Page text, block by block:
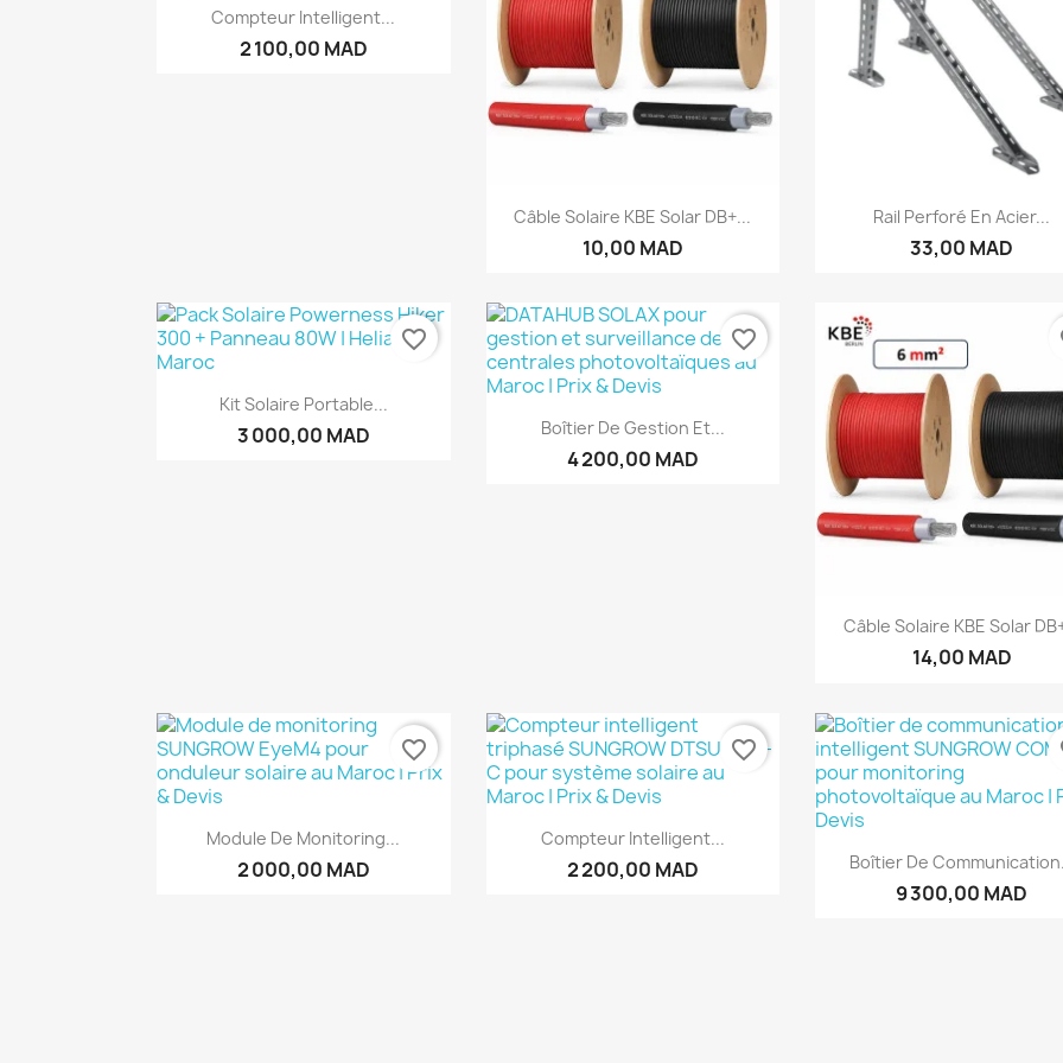
Aperçu rapide
Compteur Intelligent...
2 100,00 MAD
Aperçu rapide
Câble Solaire KBE Solar DB+...
10,00 MAD
Aperçu rapide
Rail Perforé En Acier...
33,00 MAD
Aperçu rapide
Kit Solaire Portable...
3 000,00 MAD
favorite_border
Aperçu rapide
Boîtier De Gestion Et...
4 200,00 MAD
favorite_border
Aperçu rapide
Câble Solaire KBE Solar
14,00 MAD
Aperçu rapide
Module De Monitoring...
2 000,00 MAD
favorite_border
Aperçu rapide
Compteur Intelligent...
2 200,00 MAD
favorite_border
Aperçu rapide
Boîtier De
9 300,00 MAD